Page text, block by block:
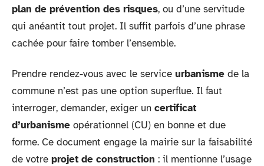
plan de prévention des risques, ou d’une servitude
qui anéantit tout projet. Il suffit parfois d’une phrase
cachée pour faire tomber l’ensemble.
Prendre rendez-vous avec le service urbanisme de la
commune n’est pas une option superflue. Il faut
interroger, demander, exiger un certificat
d’urbanisme opérationnel (CU) en bonne et due
forme. Ce document engage la mairie sur la faisabilité
de votre projet de construction : il mentionne l’usage